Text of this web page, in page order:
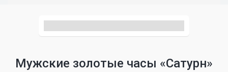
Мужские золотые часы «Сатурн»